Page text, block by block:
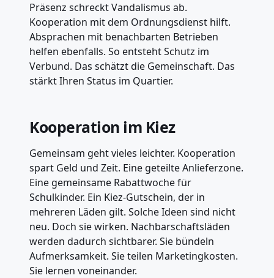
Präsenz schreckt Vandalismus ab.
Kooperation mit dem Ordnungsdienst hilft.
Absprachen mit benachbarten Betrieben
helfen ebenfalls. So entsteht Schutz im
Verbund. Das schätzt die Gemeinschaft. Das
stärkt Ihren Status im Quartier.
Kooperation im Kiez
Gemeinsam geht vieles leichter. Kooperation
spart Geld und Zeit. Eine geteilte Anlieferzone.
Eine gemeinsame Rabattwoche für
Schulkinder. Ein Kiez-Gutschein, der in
mehreren Läden gilt. Solche Ideen sind nicht
neu. Doch sie wirken. Nachbarschaftsläden
werden dadurch sichtbarer. Sie bündeln
Aufmerksamkeit. Sie teilen Marketingkosten.
Sie lernen voneinander.